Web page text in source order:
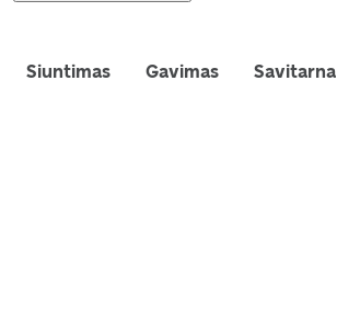
Siuntimas Gavimas Savitarna